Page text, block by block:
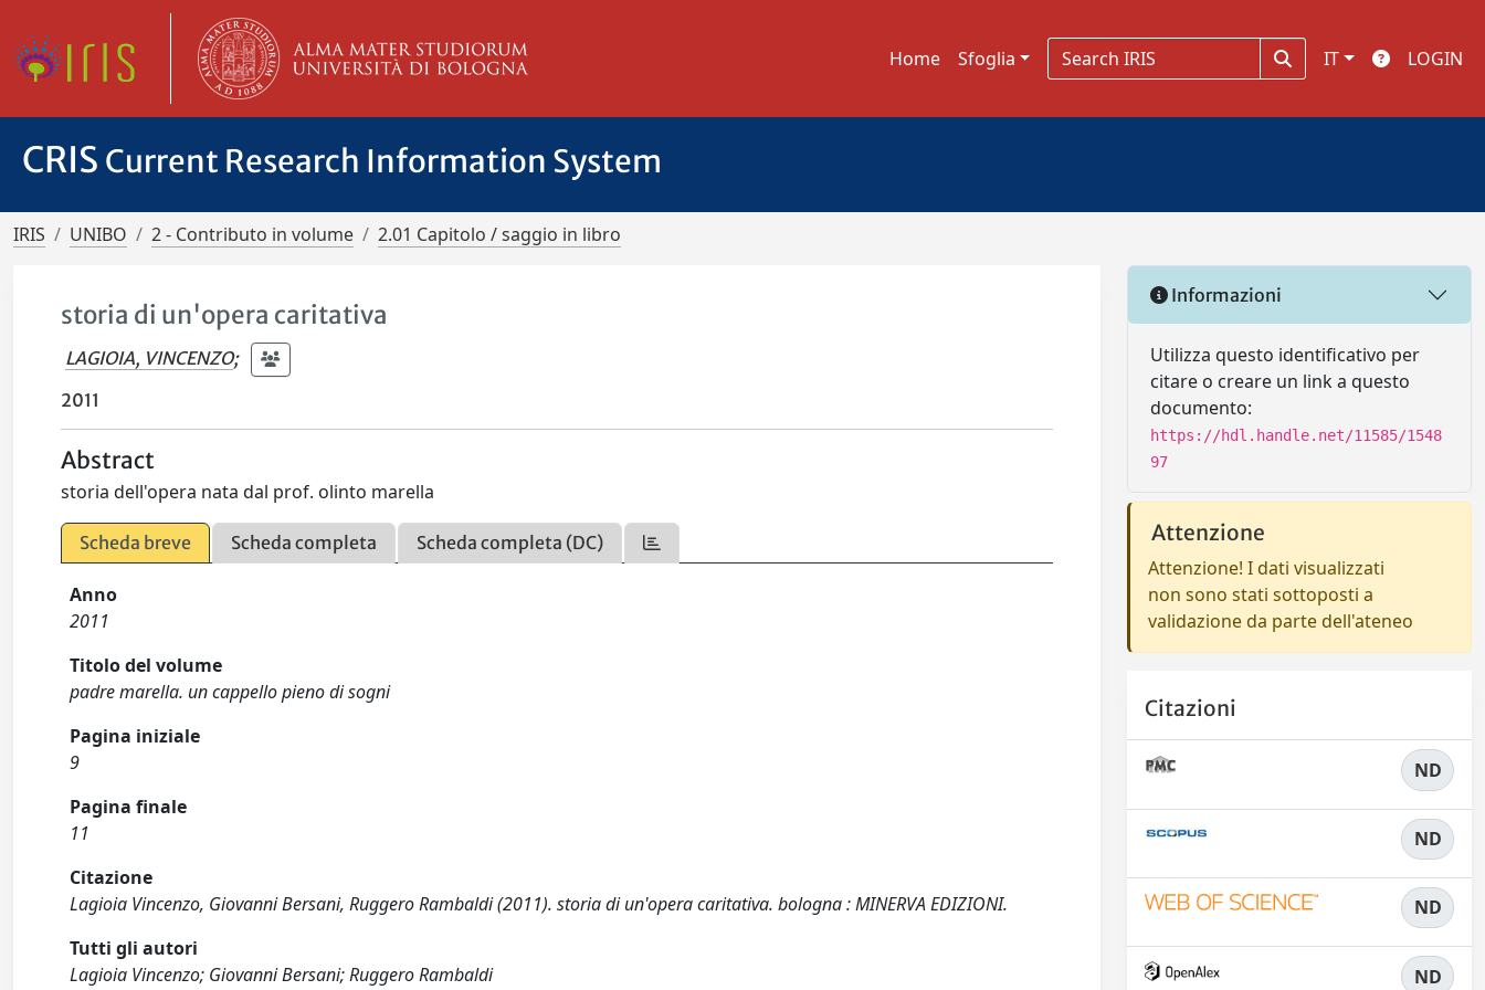
Home Sfoglia IT LOGIN
CRIS Current Research Information System
IRIS UNIBO 2 - Contributo in volume 2.01 Capitolo / saggio in libro
storia di un'opera caritativa
LAGIOIA, VINCENZO;
2011
Abstract
storia dell'opera nata dal prof. olinto marella
Scheda breve Scheda completa Scheda completa (DC)
Anno
2011
Titolo del volume
padre marella. un cappello pieno di sogni
Pagina iniziale
9
Pagina finale
11
Citazione
Lagioia Vincenzo, Giovanni Bersani, Ruggero Rambaldi (2011). storia di un'opera caritativa. bologna : MINERVA EDIZIONI.
Tutti gli autori
Lagioia Vincenzo; Giovanni Bersani; Ruggero Rambaldi
Informazioni
Utilizza questo identificativo per
citare o creare un link a questo
documento:
https://hdl.handle.net/11585/1548
97
Attenzione
Attenzione! I dati visualizzati
non sono stati sottoposti a
validazione da parte dell'ateneo
Citazioni
ND
ND
ND
ND